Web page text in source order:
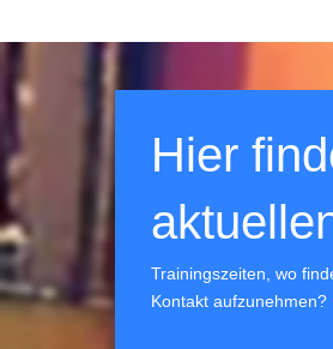
Hier
Trainingszeiten, wo
Kontakt aufzunehmen?